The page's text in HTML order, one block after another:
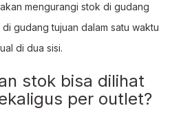
mengurangi stok di gudang
gudang tujuan dalam satu waktu
di dua sisi.
stok bisa dilihat
per outlet?